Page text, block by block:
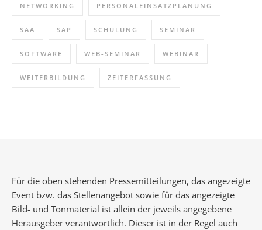
NETWORKING PERSONALEINSATZPLANUNG
SAA SAP SCHULUNG SEMINAR
SOFTWARE WEB-SEMINAR WEBINAR
WEITERBILDUNG ZEITERFASSUNG
Für die oben stehenden Pressemitteilungen, das angezeigte
Event bzw. das Stellenangebot sowie für das angezeigte
Bild- und Tonmaterial ist allein der jeweils angegebene
Herausgeber verantwortlich. Dieser ist in der Regel auch